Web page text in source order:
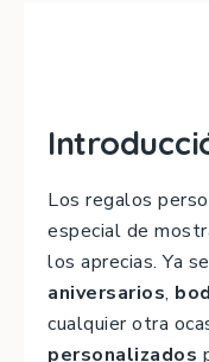
Los regalos
especial de
los aprecias. Ya
aniversarios,
cualquier otra
personalizados